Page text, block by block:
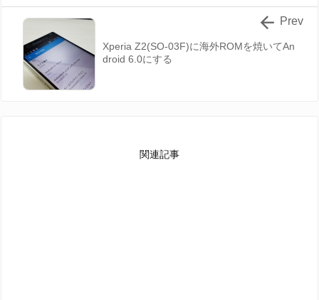
Xperia Z2(SO-03F)に海外ROMを焼いてAn
droid 6.0にする
 Prev
関連記事